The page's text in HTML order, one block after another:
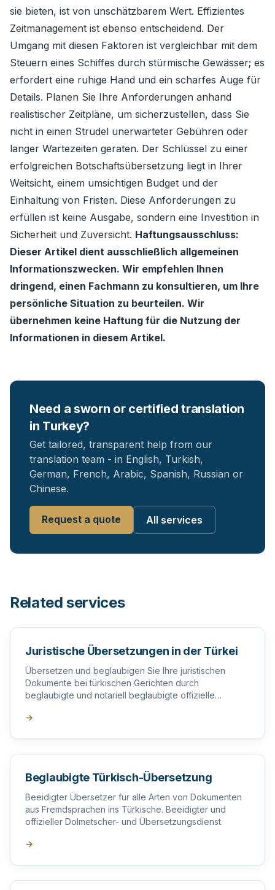
sie bieten, ist von unschätzbarem Wert. Effizientes
Zeitmanagement ist ebenso entscheidend. Der
Umgang mit diesen Faktoren ist vergleichbar mit dem
Steuern eines Schiffes durch stürmische Gewässer; es
erfordert eine ruhige Hand und ein scharfes Auge für
Details. Planen Sie Ihre Anforderungen anhand
realistischer Zeitpläne, um sicherzustellen, dass Sie
nicht in einen Strudel unerwarteter Gebühren oder
langer Wartezeiten geraten. Der Schlüssel zu einer
erfolgreichen Botschaftsübersetzung liegt in Ihrer
Weitsicht, einem umsichtigen Budget und der
Einhaltung von Fristen. Diese Anforderungen zu
erfüllen ist keine Ausgabe, sondern eine Investition in
Sicherheit und Zuversicht. Haftungsausschluss:
Dieser Artikel dient ausschließlich allgemeinen
Informationszwecken. Wir empfehlen Ihnen
dringend, einen Fachmann zu konsultieren, um Ihre
persönliche Situation zu beurteilen. Wir
übernehmen keine Haftung für die Nutzung der
Informationen in diesem Artikel.
Need a sworn or certified translation
in Turkey?
Get tailored, transparent help from our
translation team - in English, Turkish,
German, French, Arabic, Spanish, Russian or
Chinese.
Request a quote All services
Related services
Juristische Übersetzungen in der Türkei
Übersetzen und beglaubigen Sie Ihre juristischen
Dokumente bei türkischen Gerichten durch
beglaubigte und notariell beglaubigte offizielle
→
Beglaubigte Türkisch-Übersetzung
Beeidigter Übersetzer für alle Arten von Dokumenten
aus Fremdsprachen ins Türkische. Beeidigter und
offizieller Dolmetscher- und Übersetzungsdienst.
→